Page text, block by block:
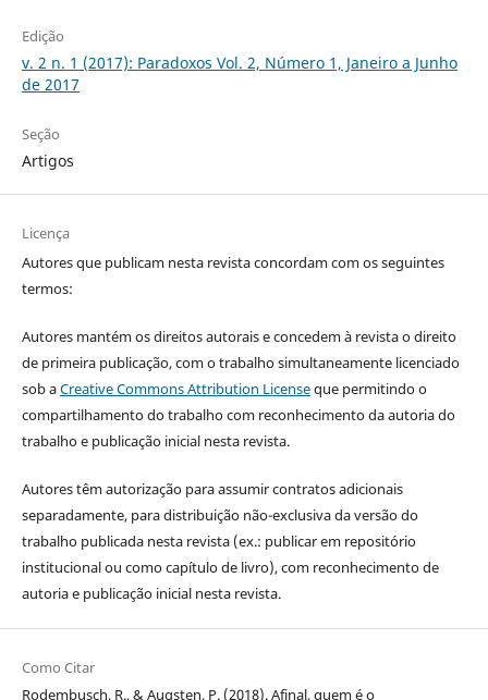
Edição
v. 2 n. 1 (2017): Paradoxos Vol. 2, Número 1, Janeiro a Junho
de 2017
Seção
Artigos
Licença
Autores que publicam nesta revista concordam com os seguintes
termos:
Autores mantém os direitos autorais e concedem à revista o direito
de primeira publicação, com o trabalho simultaneamente licenciado
sob aCreative Commons Attribution Licenseque permitindo o
compartilhamento do trabalho com reconhecimento da autoria do
trabalho e publicação inicial nesta revista.
Autores têm autorização para assumir contratos adicionais
separadamente, para distribuição não-exclusiva da versão do
trabalho publicada nesta revista (ex.: publicar em repositório
institucional ou como capítulo de livro), com reconhecimento de
autoria e publicação inicial nesta revista.
Como Citar
Rodembusch, R., & Augsten, P. (2018). Afinal, quem é o